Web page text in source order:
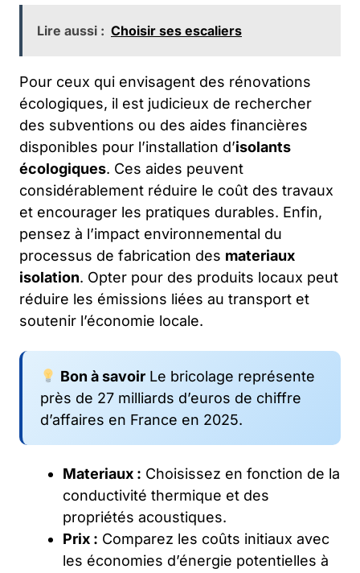
Lire aussi : Choisir ses escaliers
Pour ceux qui envisagent des rénovations
écologiques, il est judicieux de rechercher
des subventions ou des aides financières
disponibles pour l’installation d’isolants
écologiques. Ces aides peuvent
considérablement réduire le coût des travaux
et encourager les pratiques durables. Enfin,
pensez à l’impact environnemental du
processus de fabrication des materiaux
isolation. Opter pour des produits locaux peut
réduire les émissions liées au transport et
soutenir l’économie locale.
Bon à savoirLe bricolage représente
près de 27 milliards d’euros de chiffre
d’affaires en France en 2025.
Materiaux : Choisissez en fonction de la
conductivité thermique et des
propriétés acoustiques.
Prix : Comparez les coûts initiaux avec
les économies d’énergie potentielles à